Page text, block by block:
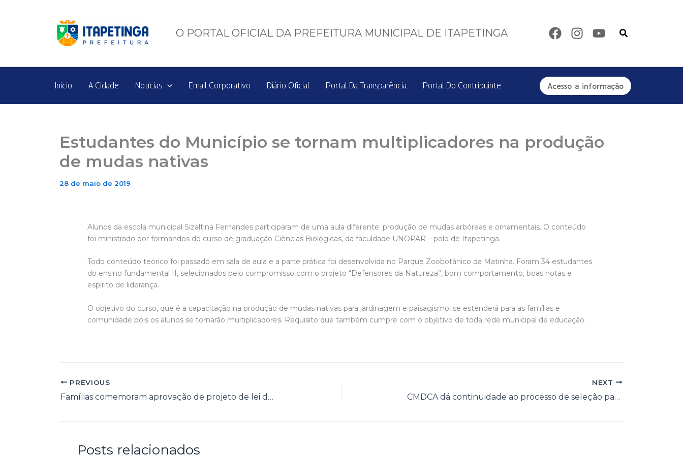
O PORTAL OFICIAL DA PREFEITURA MUNICIPAL DE ITAPETINGA Pesquisar
Início A Cidade Notícias Email Corporativo Diário Oficial Portal Da Transparência Portal Do Contribuinte Acesso a informação
Estudantes do Município se tornam multiplicadores na produção
de mudas nativas
28 de maio de 2019
Alunos da escola municipal Sizaltina Fernandes participaram de uma aula diferente: produção de mudas arbóreas e ornamentais. O conteúdo
foi ministrado por formandos do curso de graduação Ciências Biológicas, da faculdade UNOPAR – polo de Itapetinga.
Todo conteúdo teórico foi passado em sala de aula e a parte prática foi desenvolvida no Parque Zoobotânico da Matinha. Foram 34 estudantes
do ensino fundamental II, selecionados pelo compromisso com o projeto “Defensores da Natureza”, bom comportamento, boas notas e
espírito de liderança.
O objetivo do curso, que é a capacitação na produção de mudas nativas para jardinagem e paisagismo, se estenderá para as famílias e
comunidade pois os alunos se tornarão multiplicadores. Requisito que também cumpre com o objetivo de toda rede municipal de educação.
PREVIOUS
Famílias comemoram aprovação de projeto de lei do Executivo municipal
NEXT
CMDCA dá continuidade ao processo de seleção para membros do Conselho Tutelar
Posts relacionados